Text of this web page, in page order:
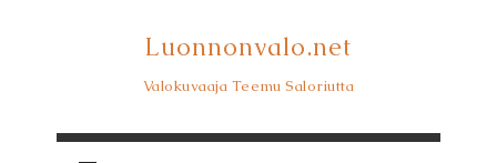
Luonnonvalo.net
Luonnonvalo.net
Valokuvaaja Teemu Saloriutta